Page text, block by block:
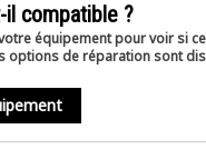
il compatible ?
équipement pour voir si
options de réparation sont